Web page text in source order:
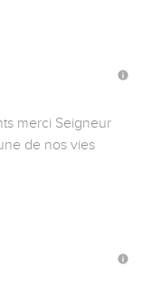
merci Seigneur
de nos vies